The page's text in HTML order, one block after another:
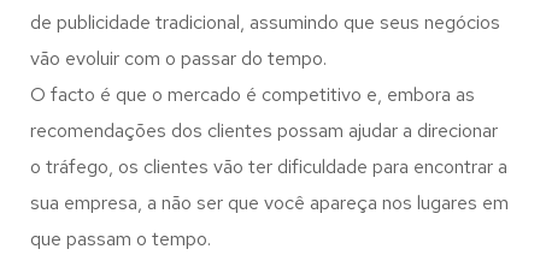
de publicidade tradicional, assumindo que seus negócios
vão evoluir com o passar do tempo.
O facto é que o mercado é competitivo e, embora as
recomendações dos clientes possam ajudar a direcionar
o tráfego, os clientes vão ter dificuldade para encontrar a
sua empresa, a não ser que você apareça nos lugares em
que passam o tempo.